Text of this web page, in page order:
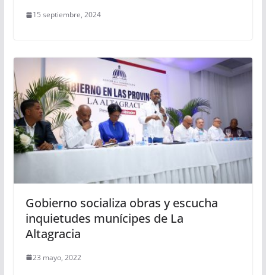
15 septiembre, 2024
Gobierno socializa obras y escucha
inquietudes munícipes de La
Altagracia
23 mayo, 2022